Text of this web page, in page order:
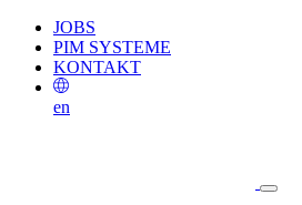
JOBS
PIM SYSTEME
KONTAKT
en